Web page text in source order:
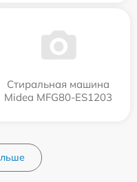
Стиральная машина
Midea MFG80-ES1203